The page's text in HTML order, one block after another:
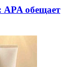
APA обещает